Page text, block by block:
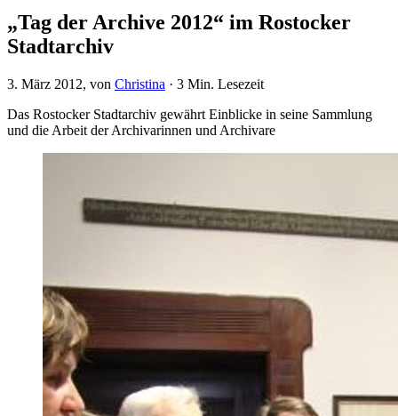
„Tag der Archive 2012“ im Rostocker
Stadtarchiv
3. März 2012, von Christina · 3 Min. Lesezeit
Das Rostocker Stadtarchiv gewährt Einblicke in seine Sammlung
und die Arbeit der Archivarinnen und Archivare